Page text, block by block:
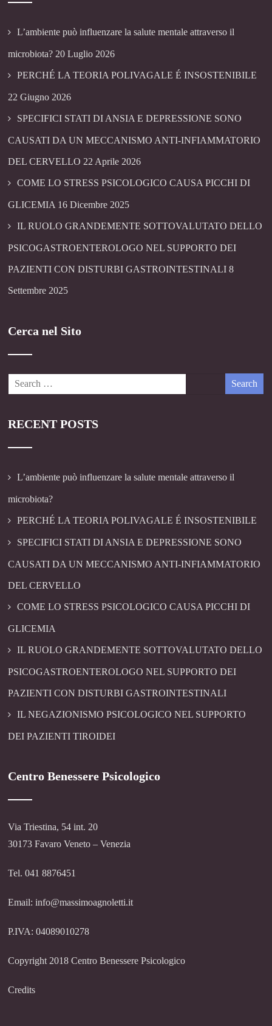
L’ambiente può influenzare la salute mentale attraverso il
microbiota? 20 Luglio 2026
PERCHÉ LA TEORIA POLIVAGALE É INSOSTENIBILE
22 Giugno 2026
SPECIFICI STATI DI ANSIA E DEPRESSIONE SONO
CAUSATI DA UN MECCANISMO ANTI-INFIAMMATORIO
DEL CERVELLO 22 Aprile 2026
COME LO STRESS PSICOLOGICO CAUSA PICCHI DI
GLICEMIA 16 Dicembre 2025
IL RUOLO GRANDEMENTE SOTTOVALUTATO DELLO
PSICOGASTROENTEROLOGO NEL SUPPORTO DEI
PAZIENTI CON DISTURBI GASTROINTESTINALI 8
Settembre 2025
Cerca nel Sito
RECENT POSTS
L’ambiente può influenzare la salute mentale attraverso il
microbiota?
PERCHÉ LA TEORIA POLIVAGALE É INSOSTENIBILE
SPECIFICI STATI DI ANSIA E DEPRESSIONE SONO
CAUSATI DA UN MECCANISMO ANTI-INFIAMMATORIO
DEL CERVELLO
COME LO STRESS PSICOLOGICO CAUSA PICCHI DI
GLICEMIA
IL RUOLO GRANDEMENTE SOTTOVALUTATO DELLO
PSICOGASTROENTEROLOGO NEL SUPPORTO DEI
PAZIENTI CON DISTURBI GASTROINTESTINALI
IL NEGAZIONISMO PSICOLOGICO NEL SUPPORTO
DEI PAZIENTI TIROIDEI
Centro Benessere Psicologico
Via Triestina, 54 int. 20
30173 Favaro Veneto – Venezia
Tel. 041 8876451
Email: info@massimoagnoletti.it
P.IVA: 04089010278
Copyright 2018 Centro Benessere Psicologico
Credits